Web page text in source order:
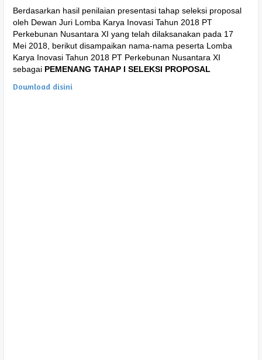
Berdasarkan hasil penilaian presentasi tahap seleksi proposal
oleh Dewan Juri Lomba Karya Inovasi Tahun 2018 PT
Perkebunan Nusantara XI yang telah dilaksanakan pada 17
Mei 2018, berikut disampaikan nama-nama peserta Lomba
Karya Inovasi Tahun 2018 PT Perkebunan Nusantara XI
sebagai PEMENANG TAHAP I SELEKSI PROPOSAL
Download disini